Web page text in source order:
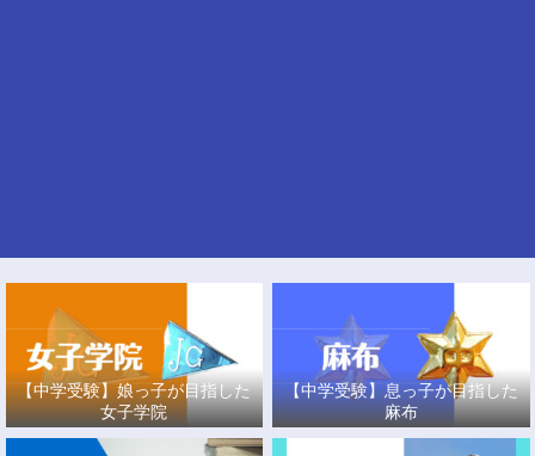
【中学受験】娘っ子が目指した
女子学院
【中学受験】息っ子が目指した
麻布